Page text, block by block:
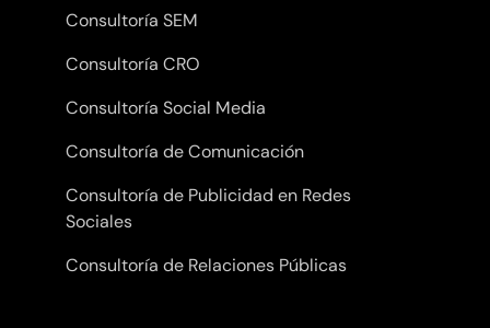
Consultoría SEM
Consultoría CRO
Consultoría Social Media
Consultoría de Comunicación
Consultoría de Publicidad en Redes
Sociales
Consultoría de Relaciones Públicas